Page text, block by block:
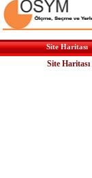
Site Haritası
Site Haritası